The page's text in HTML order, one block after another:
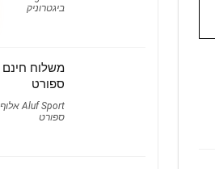
ביגטרוניק
ספורט
Aluf Sport אלוף
ספורט